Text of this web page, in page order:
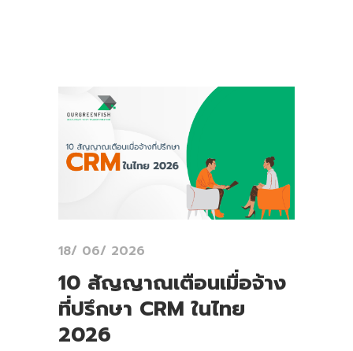
18/ 06/ 2026
10 สัญญาณเตือนเมื่อจ้าง
ที่ปรึกษา CRM ในไทย
2026